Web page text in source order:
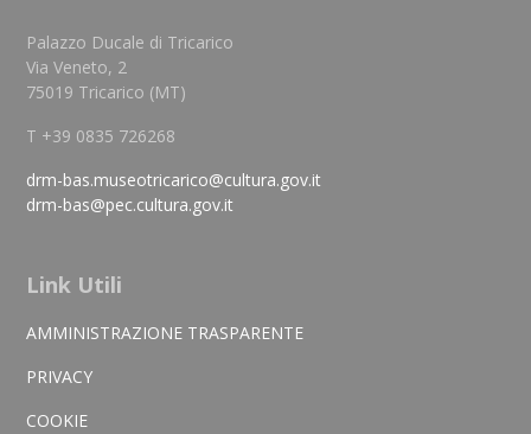
Palazzo Ducale di Tricarico
Via Veneto, 2
75019 Tricarico (MT)
T +39 0835 726268
drm-bas.museotricarico@cultura.gov.it
drm-bas@pec.cultura.gov.it
Link Utili
AMMINISTRAZIONE TRASPARENTE
PRIVACY
COOKIE